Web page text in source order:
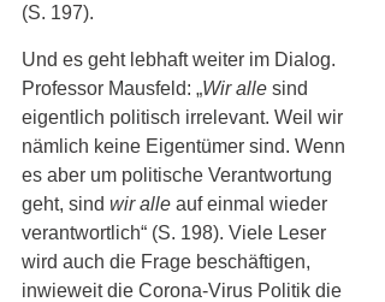
(S. 197).
Und es geht lebhaft weiter im Dialog.
Professor Mausfeld: „Wir alle sind
eigentlich politisch irrelevant. Weil wir
nämlich keine Eigentümer sind. Wenn
es aber um politische Verantwortung
geht, sind wir alle auf einmal wieder
verantwortlich“ (S. 198). Viele Leser
wird auch die Frage beschäftigen,
inwieweit die Corona-Virus Politik die